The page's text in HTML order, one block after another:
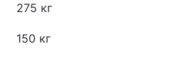
275 кг
150 кг